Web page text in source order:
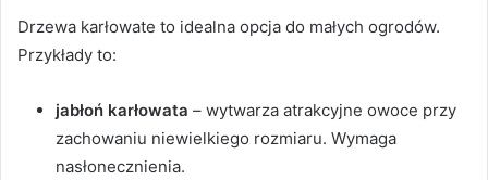
Drzewa karłowate to idealna opcja do małych ogrodów.
Przykłady to:
jabłoń karłowata – wytwarza atrakcyjne owoce przy
zachowaniu niewielkiego rozmiaru. Wymaga
nasłonecznienia.